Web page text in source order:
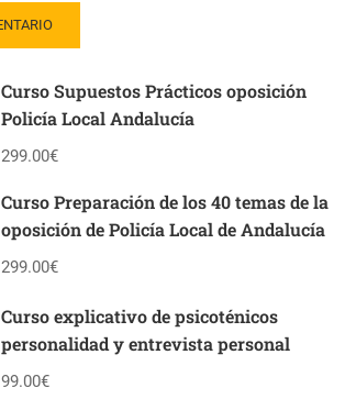
Curso Supuestos Prácticos oposición
Policía Local Andalucía
299.00€
Curso Preparación de los 40 temas de la
oposición de Policía Local de Andalucía
299.00€
Curso explicativo de psicoténicos
personalidad y entrevista personal
99.00€